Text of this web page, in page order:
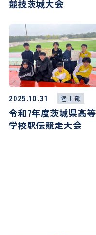
競技茨城大会
2025.10.31 陸上部
令和7年度茨城県高等
学校駅伝競走大会